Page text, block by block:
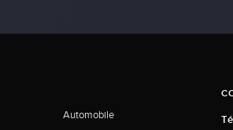
Automobile